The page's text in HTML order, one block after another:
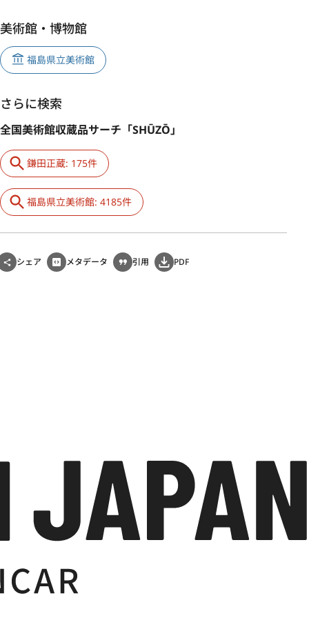
美術館・博物館
福島県立美術館
さらに検索
全国美術館収蔵品サーチ「SHŪZŌ」
鎌田正蔵: 175件
福島県立美術館: 4185件
シェア メタデータ 引用 PDF